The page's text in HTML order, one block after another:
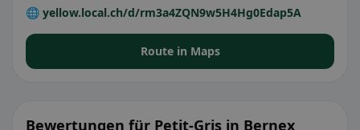
🌐 yellow.local.ch/d/rm3a4ZQN9w5H4Hg0Edap5A
Route in Maps
Bewertungen für Petit-Gris in Bernex